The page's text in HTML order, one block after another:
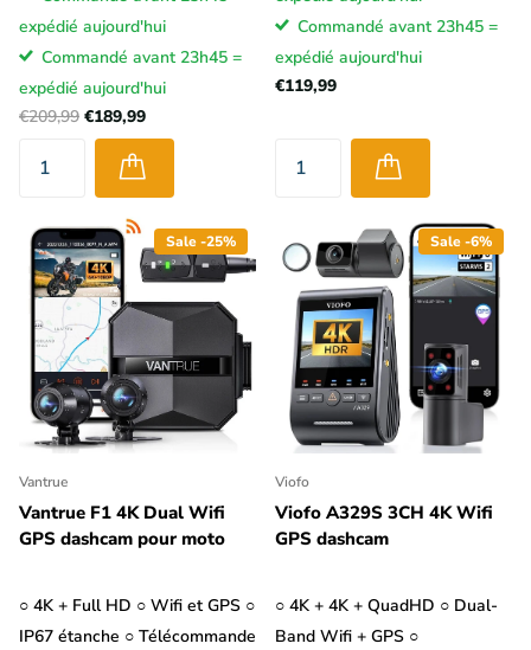
expédié aujourd'hui
Commandé avant 23h45 =
expédié aujourd'hui
€209,99 €189,99
Commandé avant 23h45 =
expédié aujourd'hui
€119,99
Sale -25%
Vantrue
Vantrue F1 4K Dual Wifi
GPS dashcam pour moto
○ 4K + Full HD ○ Wifi et GPS ○
IP67 étanche ○ Télécommande
Sale -6%
Viofo
Viofo A329S 3CH 4K Wifi
GPS dashcam
○ 4K + 4K + QuadHD ○ Dual-
Band Wifi + GPS ○